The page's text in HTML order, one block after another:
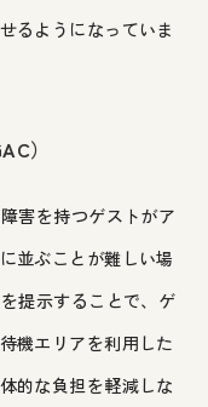
るようになっていま
）
害を持つゲストがア
並ぶことが難しい場
提示することで、ゲ
機エリアを利用した
的な負担を軽減しな